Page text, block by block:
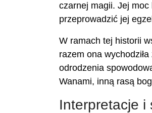
czarnej magii. Jej moc
przeprowadzić jej
W ramach tej historii
razem ona
odrodzenia
Wanami, inną rasą
Interpretacje i